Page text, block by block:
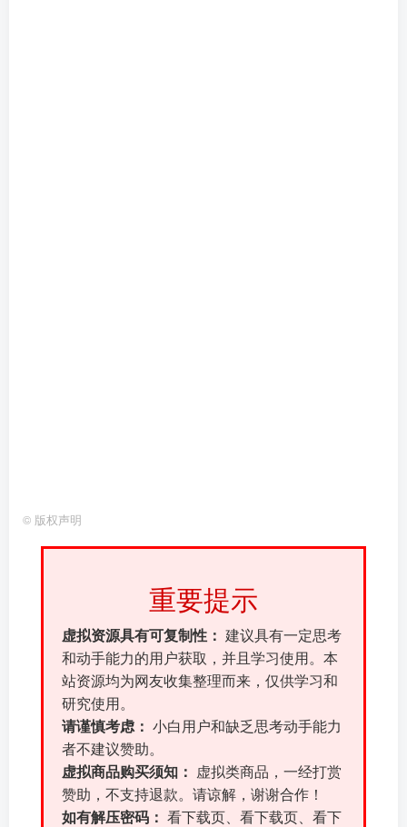
© 版权声明
重要提示
虚拟资源具有可复制性： 建议具有一定思考
和动手能力的用户获取，并且学习使用。本
站资源均为网友收集整理而来，仅供学习和
研究使用。
请谨慎考虑： 小白用户和缺乏思考动手能力
者不建议赞助。
虚拟商品购买须知：
虚拟类商品，一经打赏
赞助，不支持退款。请谅解，谢谢合作！
如有解压密码： 看下载页、看下载页、看下